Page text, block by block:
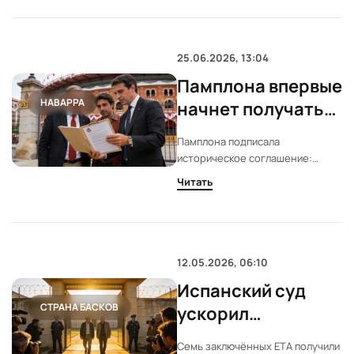
месте.
НАВАРРА
25.06.2026, 13:04
Памплона впервые
начнет получать
деньги за
телетрансляции
энсьерро
Памплона подписала
историческое соглашение:
теперь за телеправа на
энсьерро город и Casa de
знаменитые забеги станут
муниципалитета.
Читать
СТРАНА БАСКОВ
12.05.2026, 06:10
Испанский суд
ускорил
освобождение
Семь заключённых ETA получили